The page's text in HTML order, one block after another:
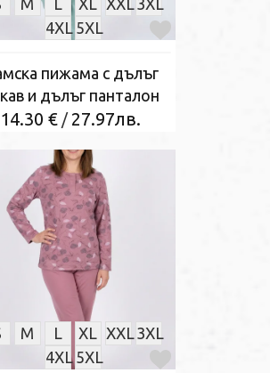
M L XL XXL3XL
4XL 5XL
пижама с дълъг
и дълъг панталон
14.30 €/ 27.97лв.
M L XL XXL3XL
4XL 5XL